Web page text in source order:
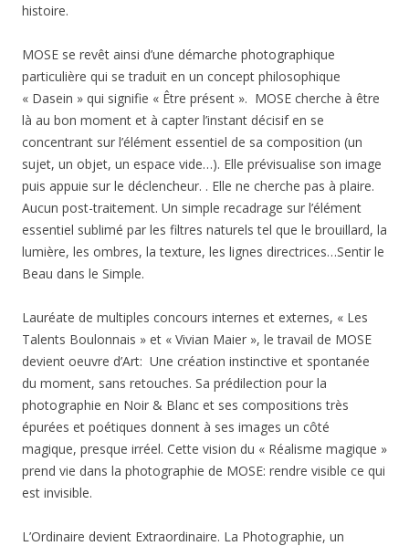
histoire.
MOSE se revêt ainsi d’une démarche photographique
particulière qui se traduit en un concept philosophique
« Dasein » qui signifie « Être présent ». MOSE cherche à être
là au bon moment et à capter l’instant décisif en se
concentrant sur l’élément essentiel de sa composition (un
sujet, un objet, un espace vide…). Elle prévisualise son image
puis appuie sur le déclencheur. . Elle ne cherche pas à plaire.
Aucun post-traitement. Un simple recadrage sur l’élément
essentiel sublimé par les filtres naturels tel que le brouillard, la
lumière, les ombres, la texture, les lignes directrices…Sentir le
Beau dans le Simple.
Lauréate de multiples concours internes et externes, « Les
Talents Boulonnais » et « Vivian Maier », le travail de MOSE
devient oeuvre d’Art: Une création instinctive et spontanée
du moment, sans retouches. Sa prédilection pour la
photographie en Noir & Blanc et ses compositions très
épurées et poétiques donnent à ses images un côté
magique, presque irréel. Cette vision du « Réalisme magique »
prend vie dans la photographie de MOSE: rendre visible ce qui
est invisible.
L’Ordinaire devient Extraordinaire. La Photographie, un